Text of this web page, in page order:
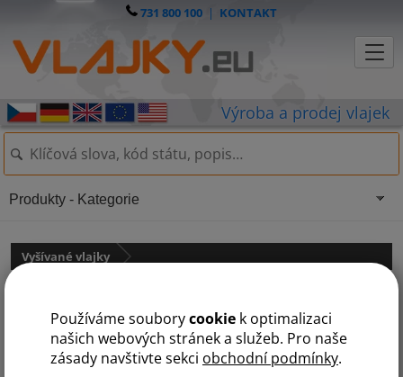
Používáme souborycookie k optimalizaci
našich webových stránek a služeb. Pro naše
zásady navštivte sekci obchodní podmínky.
731 800 100 | KONTAKT
Vyšívané vlajky
Produkty - Kategorie